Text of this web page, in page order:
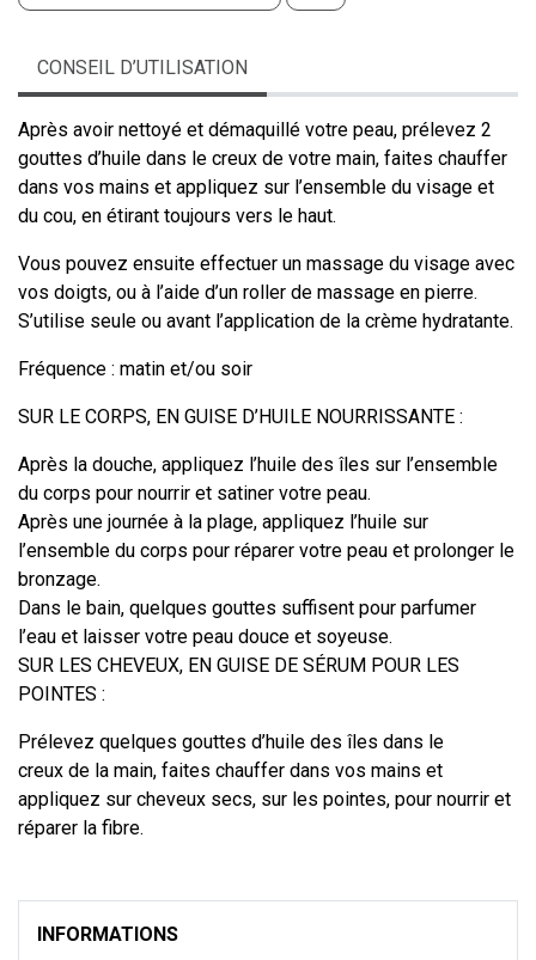
CONSEIL D’UTILISATION
Après avoir nettoyé et démaquillé votre peau, prélevez 2
gouttes d’huile dans le creux de votre main, faites chauffer
dans vos mains et appliquez sur l’ensemble du visage et
du cou, en étirant toujours vers le haut.
Vous pouvez ensuite effectuer un massage du visage avec
vos doigts, ou à l’aide d’un roller de massage en pierre.
S’utilise seule ou avant l’application de la crème hydratante.
Fréquence : matin et/ou soir
SUR LE CORPS, EN GUISE D’HUILE NOURRISSANTE :
Après la douche, appliquez l’huile des îles sur l’ensemble
du corps pour nourrir et satiner votre peau.
Après une journée à la plage, appliquez l’huile sur
l’ensemble du corps pour réparer votre peau et prolonger le
bronzage.
Dans le bain, quelques gouttes suffisent pour parfumer
l’eau et laisser votre peau douce et soyeuse.
SUR LES CHEVEUX, EN GUISE DE SÉRUM POUR LES
POINTES :
Prélevez quelques gouttes d’huile des îles dans le
creux de la main, faites chauffer dans vos mains et
appliquez sur cheveux secs, sur les pointes, pour nourrir et
réparer la fibre.
INFORMATIONS